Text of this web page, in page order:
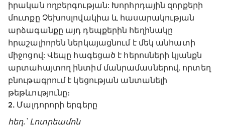
իրական ողբերգության: Խորհրդային զորքերի
մուտքը Չեխոսլովակիա և հասարակության
արձագանքը այդ դեպքերին հեղինակը
հրաշալիորեն ներկայացնում է մեկ անհատի
միջոցով: Վեպը հագեցած է հերոսների կյանքն
արտահայտող ինտիմ մանրամասներով, որտեղ
բնութագրում է կեցության անտանելի
թեթևությունը։
2. Մալդորորի երգերը
հեղ.՝ Լոտրեամոն